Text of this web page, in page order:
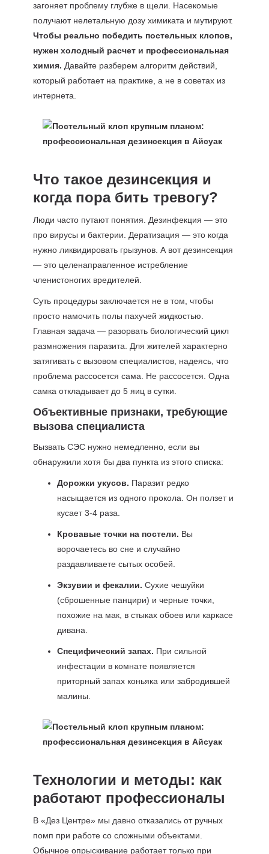
загоняет проблему глубже в щели. Насекомые
получают нелетальную дозу химиката и мутируют.
Чтобы реально победить постельных клопов,
нужен холодный расчет и профессиональная
химия. Давайте разберем алгоритм действий,
который работает на практике, а не в советах из
интернета.
Что такое дезинсекция и
когда пора бить тревогу?
Люди часто путают понятия. Дезинфекция — это
про вирусы и бактерии. Дератизация — это когда
нужно ликвидировать грызунов. А вот дезинсекция
— это целенаправленное истребление
членистоногих вредителей.
Суть процедуры заключается не в том, чтобы
просто намочить полы пахучей жидкостью.
Главная задача — разорвать биологический цикл
размножения паразита. Для жителей характерно
затягивать с вызовом специалистов, надеясь, что
проблема рассосется сама. Не рассосется. Одна
самка откладывает до 5 яиц в сутки.
Объективные признаки, требующие
вызова специалиста
Вызвать СЭС нужно немедленно, если вы
обнаружили хотя бы два пункта из этого списка:
Дорожки укусов. Паразит редко
насыщается из одного прокола. Он ползет и
кусает 3-4 раза.
Кровавые точки на постели. Вы
ворочаетесь во сне и случайно
раздавливаете сытых особей.
Экзувии и фекалии. Сухие чешуйки
(сброшенные панцири) и черные точки,
похожие на мак, в стыках обоев или каркасе
дивана.
Специфический запах. При сильной
инфестации в комнате появляется
приторный запах коньяка или забродившей
малины.
Технологии и методы: как
работают профессионалы
В «Дез Центре» мы давно отказались от ручных
помп при работе со сложными объектами.
Обычное опрыскивание работает только при